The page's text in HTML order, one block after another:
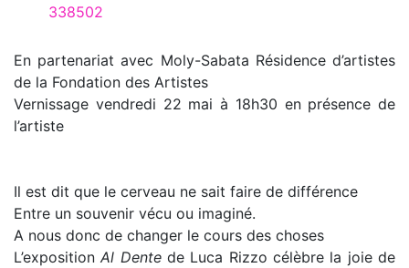
338502
En partenariat avec Moly-Sabata Résidence d’artistes
de la Fondation des Artistes
Vernissage vendredi 22 mai à 18h30 en présence de
l’artiste
Il est dit que le cerveau ne sait faire de différence
Entre un souvenir vécu ou imaginé.
A nous donc de changer le cours des choses
L’expositionAl Dentede Luca Rizzo célèbre la joie de